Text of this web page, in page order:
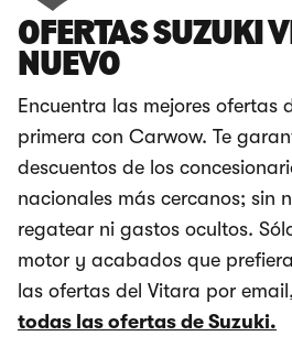
OFERTAS SUZUKI
NUEVO
Encuentra las mejores ofertas
primera con Carwow. Te
descuentos de los
nacionales más cercanos; sin
regatear ni gastos ocultos.
motor y acabados que
las ofertas del Vitara por
todas las ofertas de Suzuki.